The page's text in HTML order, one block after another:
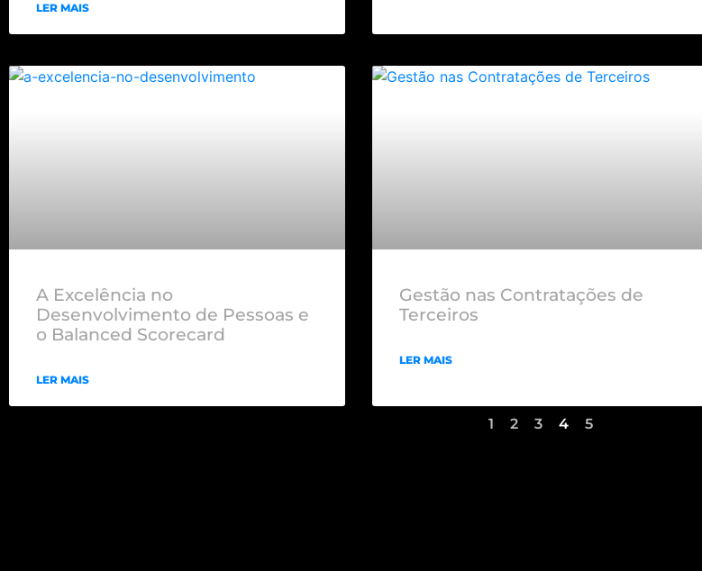
LER MAIS
A Excelência no
Desenvolvimento de Pessoas e
o Balanced Scorecard
LER MAIS
Gestão nas Contratações de
Terceiros
LER MAIS
1 2 3 4 5